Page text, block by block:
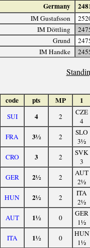
Germany
IM Gustafsson
IM Döttling
Grund
IM Handke
code pts MP 1
SUI 4 2
CZE
4
FRA 3½ 2
SLO
3½
CRO 3 2
SVK
3
GER 2½ 2
AUT
2½
HUN
2½ 2
ITA
2½
AUT 1½ 0
GER
1½
ITA
1½ 0
HUN
1½